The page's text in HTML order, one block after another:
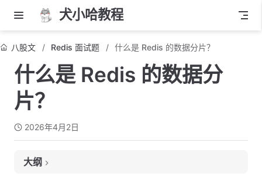
犬小哈教程
八股文 Redis 面试题 什么是 Redis 的数据分片？
什么是 Redis 的数据分
片？
2026年4月2日
大纲